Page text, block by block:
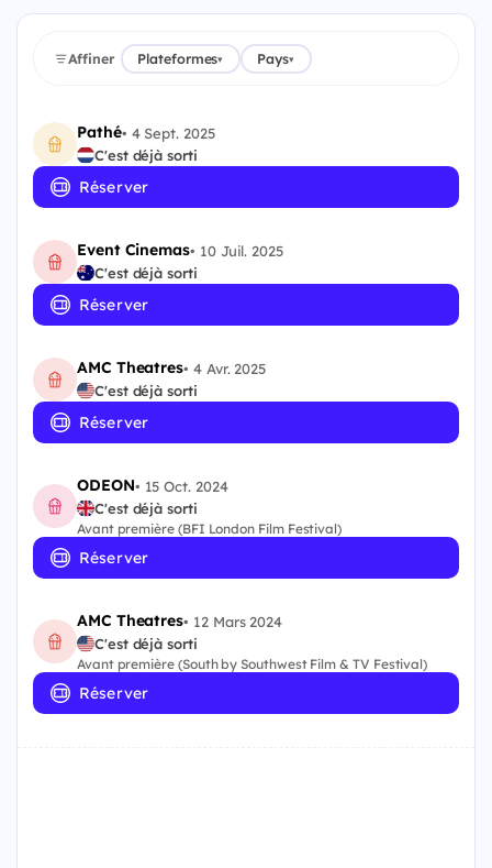
Affiner Plateformes▾ Pays▾
Pathé• 4 Sept. 2025
C'est déjà sorti
Réserver
Event Cinemas• 10 Juil. 2025
C'est déjà sorti
Réserver
AMC Theatres• 4 Avr. 2025
C'est déjà sorti
Réserver
ODEON• 15 Oct. 2024
C'est déjà sorti
Avant première (BFI London Film Festival)
Réserver
AMC Theatres• 12 Mars 2024
C'est déjà sorti
Avant première (South by Southwest Film & TV Festival)
Réserver